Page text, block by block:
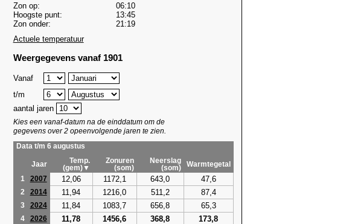
Zon op:
06:10
Hoogste punt:
13:45
Zon onder:
21:19
Actuele temperatuur
Weergegevens vanaf 1901
Vanaf
t/m
aantal jaren
Kies een vanaf-datum na de einddatum om de
gegevens over 2 opeenvolgende jaren te zien.
Data t/m 6 augustus
Jaar
Temp.
(gem)▼
Zonuren
(som)
Neerslag
(som)
Warmtegetal
1
2007 12,06 1172,1 643,0 47,6
2 2014 11,94 1216,0 511,2 87,4
3 2024 11,84 1083,7 656,8 65,3
4 2026 11,78 1456,6 368,8 173,8